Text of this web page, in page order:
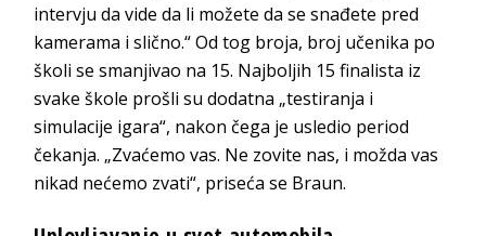
intervju da vide da li možete da se snađete pred
kamerama i slično.“ Od tog broja, broj učenika po
školi se smanjivao na 15. Najboljih 15 finalista iz
svake škole prošli su dodatna „testiranja i
simulacije igara“, nakon čega je usledio period
čekanja. „Zvaćemo vas. Ne zovite nas, i možda vas
nikad nećemo zvati“, priseća se Braun.